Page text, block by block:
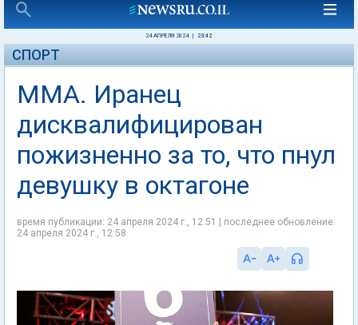
24 АПРЕЛЯ 2024 23:42
СПОРТ
ММА. Иранец
дисквалифицирован
пожизненно за то, что пнул
девушку в октагоне
время публикации: 24 апреля 2024 г., 12:51 | последнее обновление:
24 апреля 2024 г., 12:58